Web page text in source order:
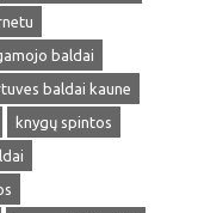
baldai
baldai kaune
knygų spintos